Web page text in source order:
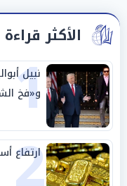
الأكثر قراءة
1
نبيل
و«فخ
وحليفه
ارتفاع